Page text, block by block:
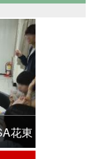
花東